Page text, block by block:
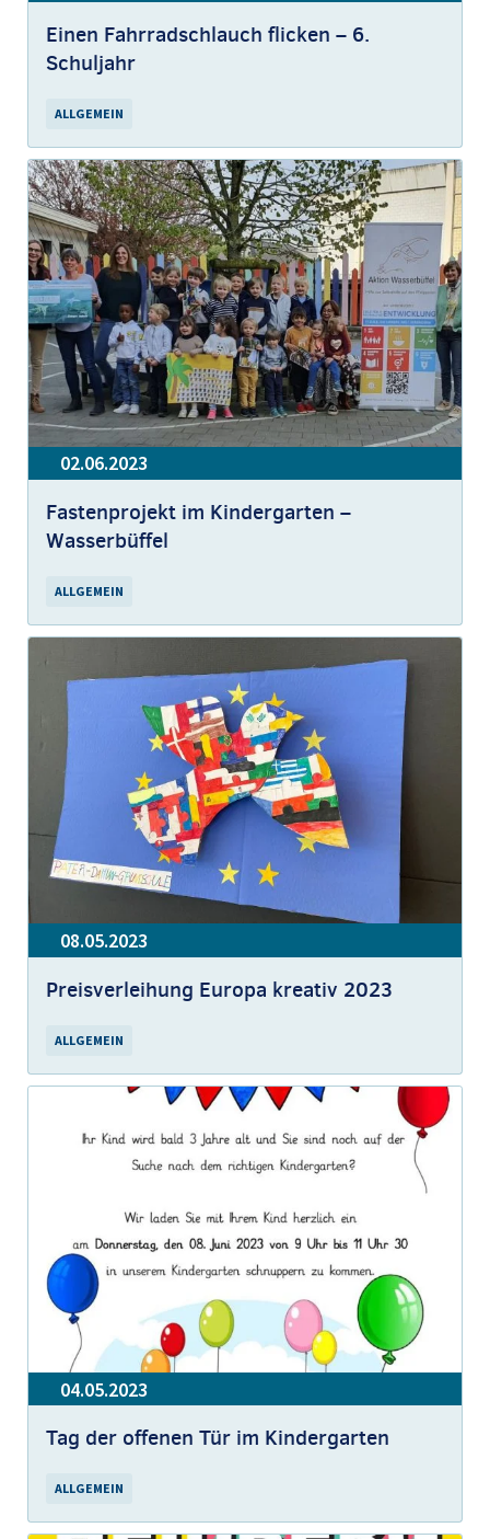
Einen Fahrradschlauch flicken – 6.
Schuljahr
ALLGEMEIN
02.06.2023
Fastenprojekt im Kindergarten –
Wasserbüffel
ALLGEMEIN
08.05.2023
Preisverleihung Europa kreativ 2023
ALLGEMEIN
04.05.2023
Tag der offenen Tür im Kindergarten
ALLGEMEIN